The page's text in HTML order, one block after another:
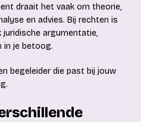
draait het vaak om theorie,
en advies. Bij rechten is
argumentatie,
in je betoog.
begeleider die past bij jouw